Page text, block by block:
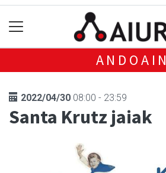
ANDOAIN
2022/04/30 08:00 - 23:59
Santa Krutz jaiak